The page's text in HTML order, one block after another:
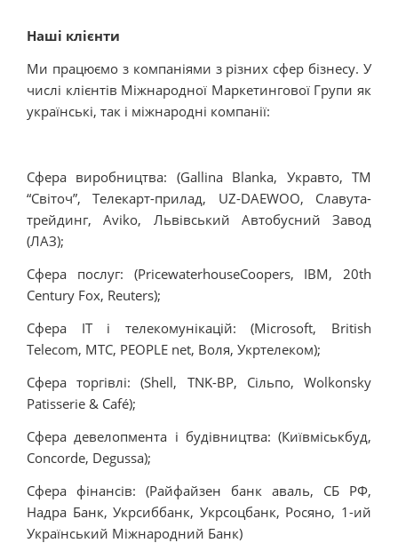
Наші клієнти
Ми працюємо з компаніями з різних сфер бізнесу. У
числі клієнтів Міжнародної Маркетингової Групи як
українські, так і міжнародні компанії:
Сфера виробництва: (Gallina Blanka, Укравто, ТМ
“Світоч”, Телекарт-прилад, UZ-DAEWOO, Славута-
трейдинг, Aviko, Львівський Автобусний Завод
(ЛАЗ);
Сфера послуг: (PricewaterhouseCoopers, IBM, 20th
Century Fox, Reuters);
Сфера IT і телекомунікацій: (Microsoft, British
Telecom, МТС, PEOPLE net, Воля, Укртелеком);
Сфера торгівлі: (Shell, TNK-BP, Сільпо, Wolkonsky
Patisserie & Café);
Сфера девелопмента і будівництва: (Київміськбуд,
Concorde, Degussa);
Сфера фінансів: (Райфайзен банк аваль, СБ РФ,
Надра Банк, Укрсиббанк, Укрсоцбанк, Росяно, 1-ий
Український Міжнародний Банк)